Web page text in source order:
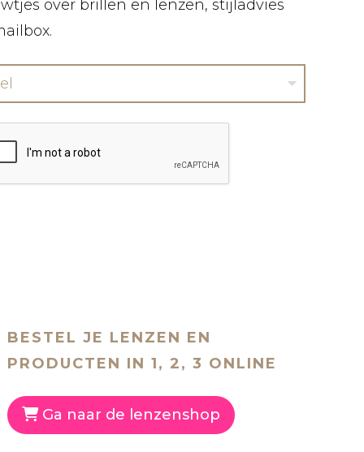
over brillen en lenzen, stijladvies
BESTEL JE LENZEN EN
PRODUCTEN IN 1, 2, 3 ONLINE
Ga naar de lenzenshop